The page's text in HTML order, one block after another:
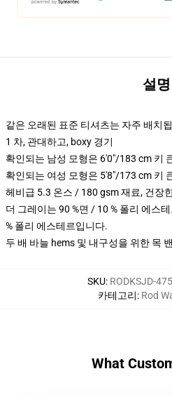
설명
같은 오래된 표준 티셔츠는 자주 배치
1 차, 관대하고, boxy 경기
확인되는 남성 모형은 6'0"/183 cm 키
확인되는 여성 모형은 5'8"/173 cm 키
헤비급 5.3 온스 / 180 gsm 재료, 건장
더 그레이는 90 %면 / 10 % 폴리 에스
% 폴리 에스테르입니다.
두 배 바늘 hems 및 내구성을 위한 목
SKU: RODKSJD-
카테고리: Rod
What